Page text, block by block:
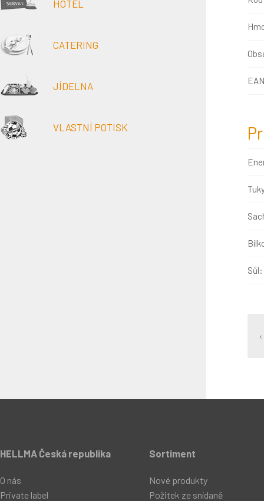
HOTEL
CATERING
JÍDELNA
VLASTNÍ POTISK
Sůl:
HELLMA Česká republika
O nás
Private label
Sortiment
Nové produkty
Požitek ze snídaně